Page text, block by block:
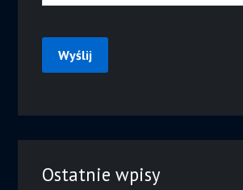
Ostatnie wpisy